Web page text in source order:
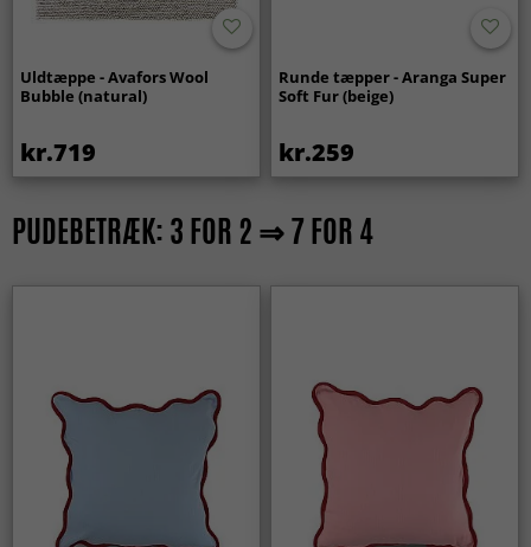
Uldtæppe - Avafors Wool
Bubble (natural)
kr.719
Runde tæpper - Aranga Super
Soft Fur (beige)
kr.259
PUDEBETRÆK: 3 FOR 2 ⇒ 7 FOR 4